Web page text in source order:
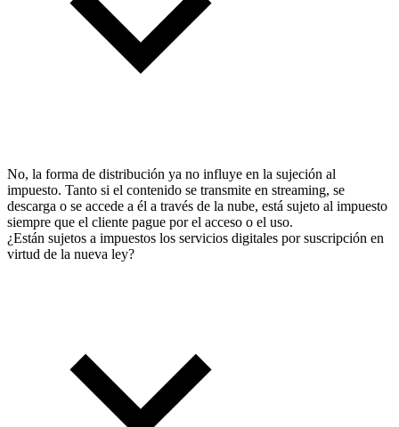
No, la forma de distribución ya no influye en la sujeción al
impuesto. Tanto si el contenido se transmite en streaming, se
descarga o se accede a él a través de la nube, está sujeto al impuesto
siempre que el cliente pague por el acceso o el uso.
¿Están sujetos a impuestos los servicios digitales por suscripción en
virtud de la nueva ley?